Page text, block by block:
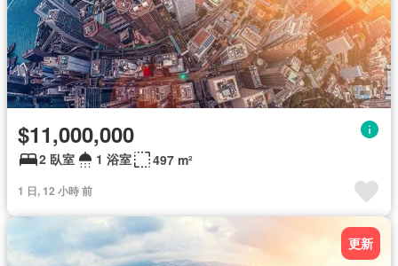
$11,000,000
2 臥室 1 浴室 497 m²
1 日, 12 小時 前
更新